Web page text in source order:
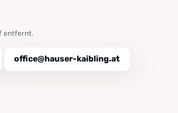
entfernt.
office@hauser-kaibling.at